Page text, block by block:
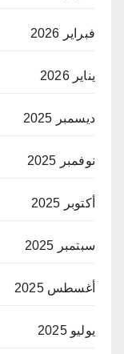
فبراير 2026
يناير 2026
ديسمبر 2025
نوفمبر 2025
أكتوبر 2025
سبتمبر 2025
أغسطس 2025
يوليو 2025